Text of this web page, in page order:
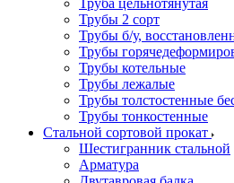
Труба цельнотянутая
Трубы 2 сорт
Трубы б/у,
Трубы
Трубы котельные
Трубы лежалые
Трубы толстостенные
Трубы тонкостенные
Стальной сортовой прокат
Шестигранник стальной
Арматура